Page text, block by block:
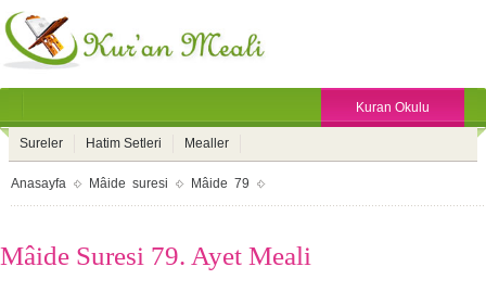
Kuran Okulu
Sureler Hatim Setleri Mealler
Anasayfa Mâide suresi Mâide 79
Mâide Suresi 79. Ayet Meali